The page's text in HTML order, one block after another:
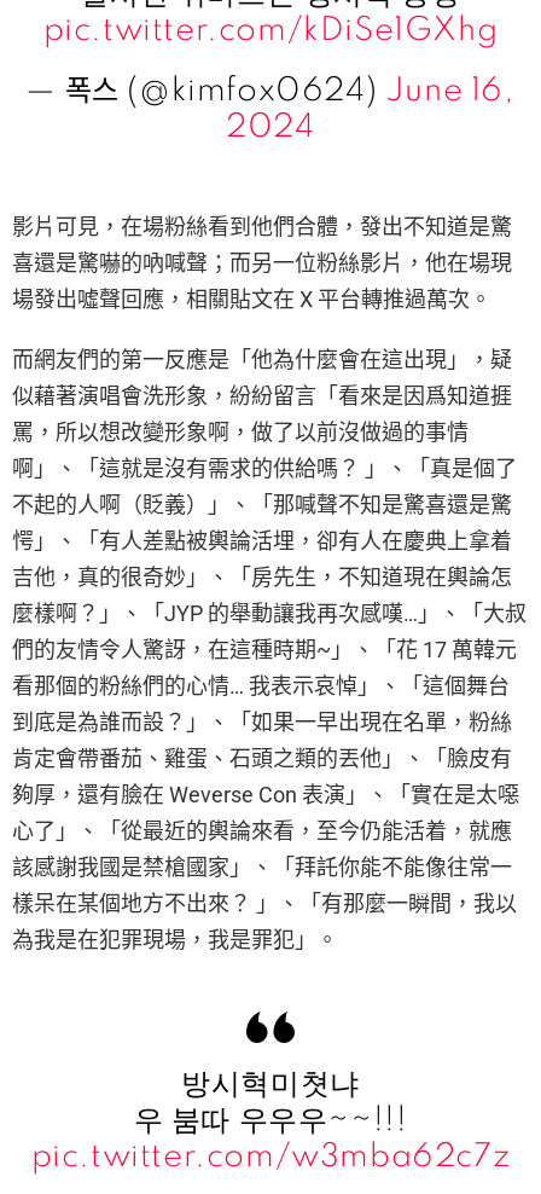
pic.twitter.com/kDiSe1GXhg
— 폭스 (@kimfox0624) June 16,
2024
影片可見，在場粉絲看到他們合體，發出不知道是驚
喜還是驚嚇的吶喊聲；而另一位粉絲影片，他在場現
場發出噓聲回應，相關貼文在 X 平台轉推過萬次。
而網友們的第一反應是「他為什麼會在這出現」，疑
似藉著演唱會洗形象，紛紛留言「看來是因爲知道捱
罵，所以想改變形象啊，做了以前沒做過的事情
啊」、「這就是沒有需求的供給嗎？ 」、「真是個了
不起的人啊（貶義）」、「那喊聲不知是驚喜還是驚
愕」、「有人差點被輿論活埋，卻有人在慶典上拿着
吉他，真的很奇妙」、「房先生，不知道現在輿論怎
麼樣啊？」、「JYP 的舉動讓我再次感嘆…」、「大叔
們的友情令人驚訝，在這種時期~」、「花 17 萬韓元
看那個的粉絲們的心情… 我表示哀悼」、「這個舞台
到底是為誰而設？」、「如果一早出現在名單，粉絲
肯定會帶番茄、雞蛋、石頭之類的丟他」、「臉皮有
夠厚，還有臉在 Weverse Con 表演」、「實在是太噁
心了」、「從最近的輿論來看，至今仍能活着，就應
該感謝我國是禁槍國家」、「拜託你能不能像往常一
樣呆在某個地方不出來？ 」、「有那麼一瞬間，我以
為我是在犯罪現場，我是罪犯」。
방시혁미쳣냐
우 붐따 우우우~~!!!
pic.twitter.com/w3mba62c7z